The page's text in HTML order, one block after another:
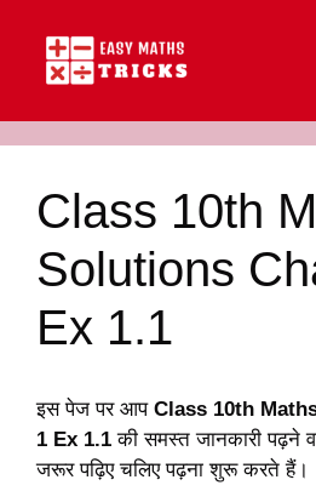
content
Class 10th
Solutions
Ex 1.1
इस पेज पर आप Class 10th
1 Ex 1.1की समस्त जानकारी पढ़ने
जरूर पढ़िए चलिए पढ़ना शुरू करते हैं।